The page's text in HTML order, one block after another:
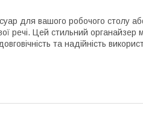
для вашого робочого столу
речі. Цей стильний органайзер
та надійність